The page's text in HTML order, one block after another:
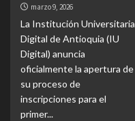
marzo 9, 2026
La Institución Universitaria
Digital de Antioquia (IU
Digital) anuncia
oficialmente la apertura de
su proceso de
inscripciones para el
primer...